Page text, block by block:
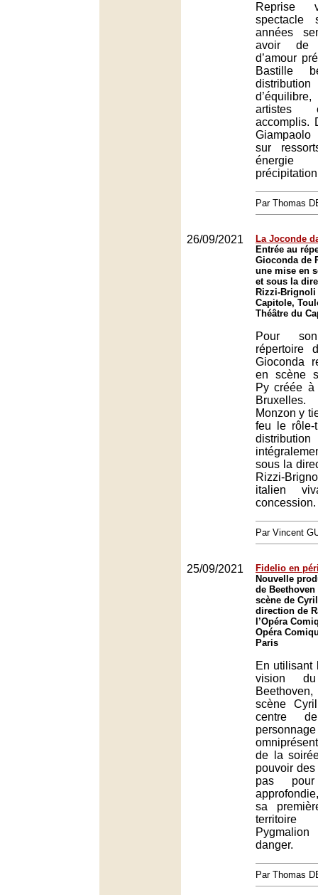
Reprise
spectacle
années
avoir de
d’amour
Bastille
artistes
accomplis.
sur
énergie
Par Thomas
26/09/2021
La Joconde
Entrée au
Gioconda de
une mise en
et sous la
Rizzi-Brignoli
Capitole,
Théâtre du
Pour
répertoire
Gioconda
en scène
Py créée
Monzon y
feu le rôle-
sous la
Rizzi-
italien
concession.
Par Vincent
25/09/2021
Fidelio en
Nouvelle
de
scène de
direction de
l’Opéra
Opéra
Paris
En utilisant
vision
scène
centre
de la
pouvoir des
pas
sa
territoire
danger.
Par Thomas